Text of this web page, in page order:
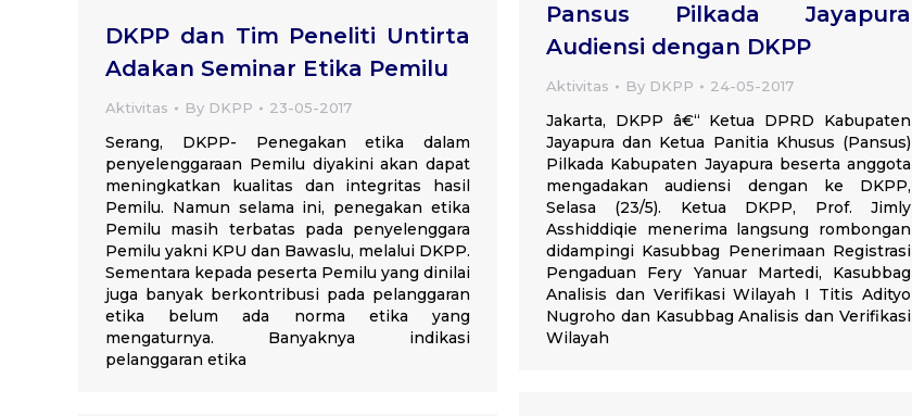
Pansus Pilkada Jayapura
Audiensi dengan DKPP
Aktivitas By DKPP 24-05-2017
Jakarta, DKPP â€“ Ketua DPRD Kabupaten
Jayapura dan Ketua Panitia Khusus (Pansus)
Pilkada Kabupaten Jayapura beserta anggota
mengadakan audiensi dengan ke DKPP,
Selasa (23/5). Ketua DKPP, Prof. Jimly
Asshiddiqie menerima langsung rombongan
didampingi Kasubbag Penerimaan Registrasi
Pengaduan Fery Yanuar Martedi, Kasubbag
Analisis dan Verifikasi Wilayah I Titis Adityo
Nugroho dan Kasubbag Analisis dan Verifikasi
Wilayah
DKPP dan Tim Peneliti Untirta
Adakan Seminar Etika Pemilu
Aktivitas By DKPP 23-05-2017
Serang, DKPP- Penegakan etika dalam
penyelenggaraan Pemilu diyakini akan dapat
meningkatkan kualitas dan integritas hasil
Pemilu. Namun selama ini, penegakan etika
Pemilu masih terbatas pada penyelenggara
Pemilu yakni KPU dan Bawaslu, melalui DKPP.
Sementara kepada peserta Pemilu yang dinilai
juga banyak berkontribusi pada pelanggaran
etika belum ada norma etika yang
mengaturnya. Banyaknya indikasi
pelanggaran etika